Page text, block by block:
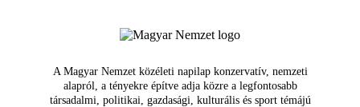
A Magyar Nemzet közéleti napilap konzervatív, nemzeti
alapról, a tényekre építve adja közre a legfontosabb
társadalmi, politikai, gazdasági, kulturális és sport témájú